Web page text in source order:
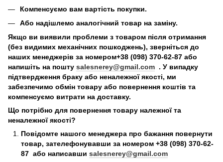
Компенсуємо вам вартість покупки.
Або надішлемо аналогічний товар на заміну.
Якщо ви виявили проблеми з товаром після отримання
(без видимих механічних пошкоджень), зверніться до
наших менеджерів за номером+38 (098) 370-62-87 або
напишіть на пошту salesnerey@gmail.com . У випадку
підтвердження браку або неналежної якості, ми
забезпечимо обмін товару або повернення коштів та
компенсуємо витрати на доставку.
Що потрібно для повернення товару належної та
неналежної якості?
Повідомте нашого менеджера про бажання повернути
товар, зателефонувавши за номером +38 (098) 370-62-
87 або написавши salesnerey@gmail.com